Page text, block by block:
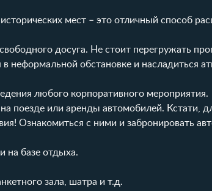
мест – это отличный способ
досуга. Не стоит перегружать
неформальной обстановке и насладиться
любого корпоративного мероприятия.
поезде или аренды автомобилей. Кстати,
Ознакомиться с ними и забронировать
на базе отдыха.
зала, шатра и т.д.